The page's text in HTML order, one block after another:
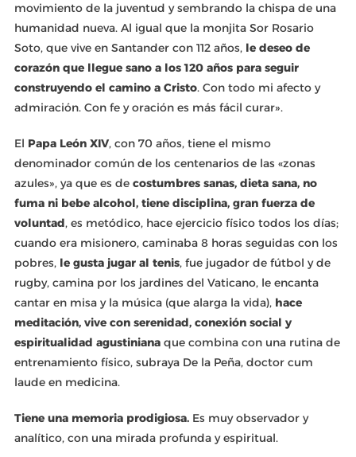
movimiento de la juventud y sembrando la chispa de una
humanidad nueva. Al igual que la monjita Sor Rosario
Soto, que vive en Santander con 112 años, le deseo de
corazón que llegue sano a los 120 años para seguir
construyendo el camino a Cristo. Con todo mi afecto y
admiración. Con fe y oración es más fácil curar».
El Papa León XIV, con 70 años, tiene el mismo
denominador común de los centenarios de las «zonas
azules», ya que es de costumbres sanas, dieta sana, no
fuma ni bebe alcohol, tiene disciplina, gran fuerza de
voluntad, es metódico, hace ejercicio físico todos los días;
cuando era misionero, caminaba 8 horas seguidas con los
pobres, le gusta jugar al tenis, fue jugador de fútbol y de
rugby, camina por los jardines del Vaticano, le encanta
cantar en misa y la música (que alarga la vida), hace
meditación, vive con serenidad, conexión social y
espiritualidad agustinianaque combina con una rutina de
entrenamiento físico, subraya De la Peña, doctor cum
laude en medicina.
Tiene una memoria prodigiosa.Es muy observador y
analítico, con una mirada profunda y espiritual.